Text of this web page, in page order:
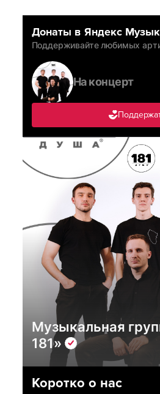
Донаты в Яндекс
Поддерживайте любимых
На концерт
Музыкальная
181»
Коротко о нас